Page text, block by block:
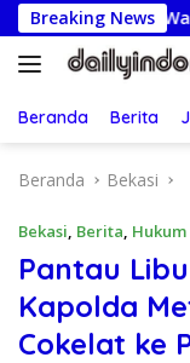
Langsung
ke
konten
Breaking News
Warga Sakit
Beranda Berita
Beranda Bekasi
Bekasi, Berita,
Pantau
Kapolda
Cokelat ke